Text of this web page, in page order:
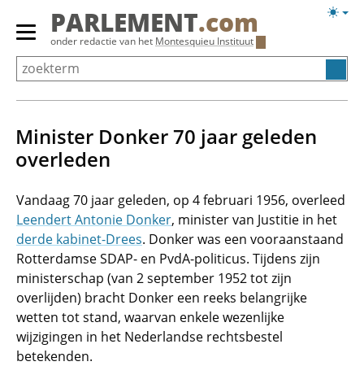
Overslaan
Primair
menu
tonen/verbergen
PARLEMENT.com
onder redactie van het Montesquieu Instituut
Minister Donker 70 jaar geleden
overleden
Vandaag 70 jaar geleden, op 4 februari 1956, overleed
Leendert Antonie Donker, minister van Justitie in het
derde kabinet-Drees. Donker was een vooraanstaand
Rotterdamse SDAP- en PvdA-politicus. Tijdens zijn
ministerschap (van 2 september 1952 tot zijn
overlijden) bracht Donker een reeks belangrijke
wetten tot stand, waarvan enkele wezenlijke
wijzigingen in het Nederlandse rechtsbestel
betekenden.